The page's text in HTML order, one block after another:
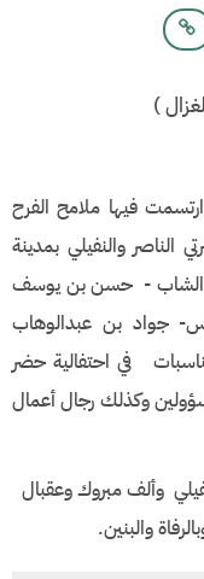
)
فيها ملامح الفرح
الناصر والنفيلي بمدينة
الشاب - حسن بن يوسف
جواد بن عبدالوهاب
في احتفالية حضر
وكذلك رجال أعمال
وألف مبروك وعقبال
والبنين.